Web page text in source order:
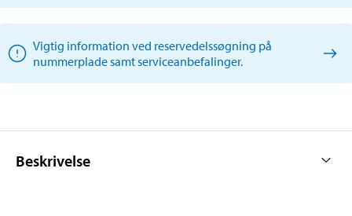
Vigtig information ved reservedelssøgning på
nummerplade samt serviceanbefalinger.
Beskrivelse